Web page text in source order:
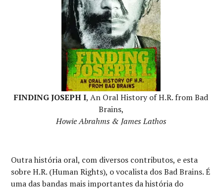
FINDING JOSEPH I, An Oral History of H.R. from Bad
Brains,
Howie Abrahms & James Lathos
Outra história oral, com diversos contributos, e esta
sobre H.R. (Human Rights), o vocalista dos Bad Brains. É
uma das bandas mais importantes da história do